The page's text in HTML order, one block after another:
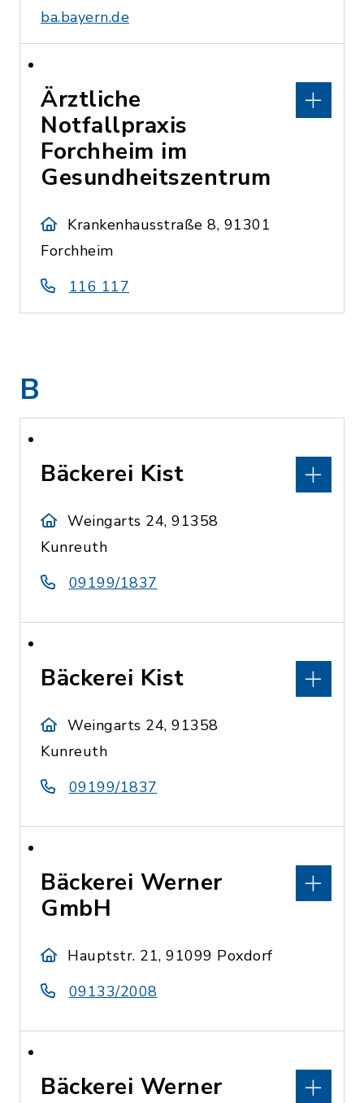
ba.bayern.de
Ärztliche
Notfallpraxis
Forchheim im
Gesundheitszentrum
Krankenhausstraße 8, 91301
Forchheim
116 117
B
Bäckerei Kist
Weingarts 24, 91358
Kunreuth
09199/1837
Bäckerei Kist
Weingarts 24, 91358
Kunreuth
09199/1837
Bäckerei Werner
GmbH
Hauptstr. 21, 91099 Poxdorf
09133/2008
Bäckerei Werner